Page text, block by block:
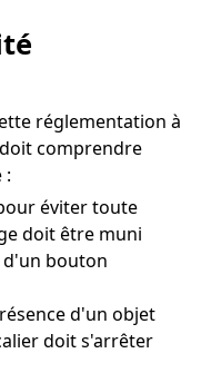
réglementation à
comprendre
:
éviter toute
doit être muni
bouton
d'un objet
doit s'arrêter